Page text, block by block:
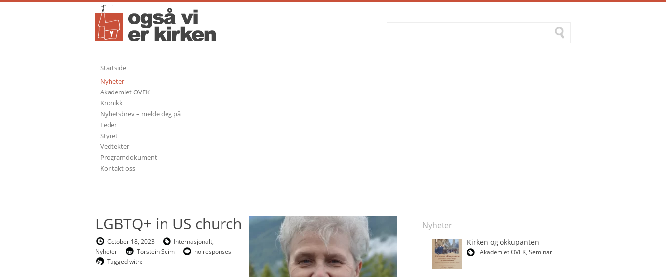
Startside
Nyheter
Akademiet OVEK
Kronikk
Nyhetsbrev – melde deg på
Leder
Styret
Vedtekter
Programdokument
Kontakt oss
LGBTQ+ in US church
October 18, 2023 Internasjonalt,
Nyheter
Torstein Seim
no responses
Tagged with:
Nyheter
Kirken og okkupanten
Akademiet OVEK, Seminar